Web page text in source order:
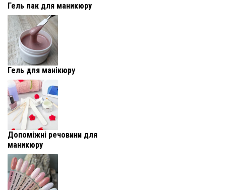
Гель лак для маникюру
Гель для манікюру
Допоміжні речовини для
маникюру